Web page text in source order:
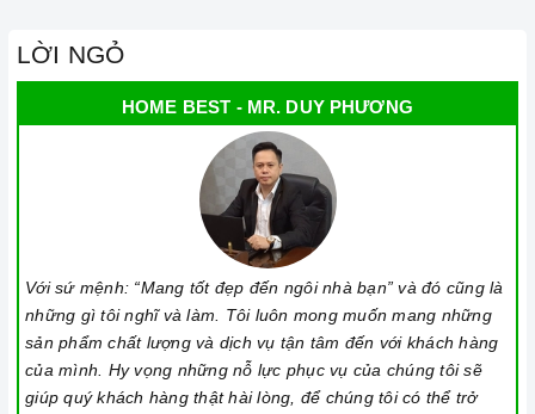
LỜI NGỎ
HOME BEST - MR. DUY PHƯƠNG
Với sứ mệnh: “Mang tốt đẹp đến ngôi nhà bạn” và đó cũng là
những gì tôi nghĩ và làm. Tôi luôn mong muốn mang những
sản phẩm chất lượng và dịch vụ tận tâm đến với khách hàng
của mình. Hy vọng những nỗ lực phục vụ của chúng tôi sẽ
giúp quý khách hàng thật hài lòng, để chúng tôi có thể trở